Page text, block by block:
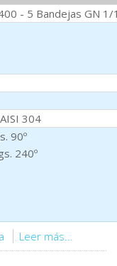
- 5 Bandejas GN 1/
304
90º
240º
Leer más...